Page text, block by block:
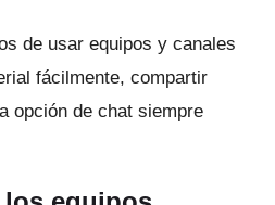
de usar equipos y canales
fácilmente, compartir
opción de chat siempre